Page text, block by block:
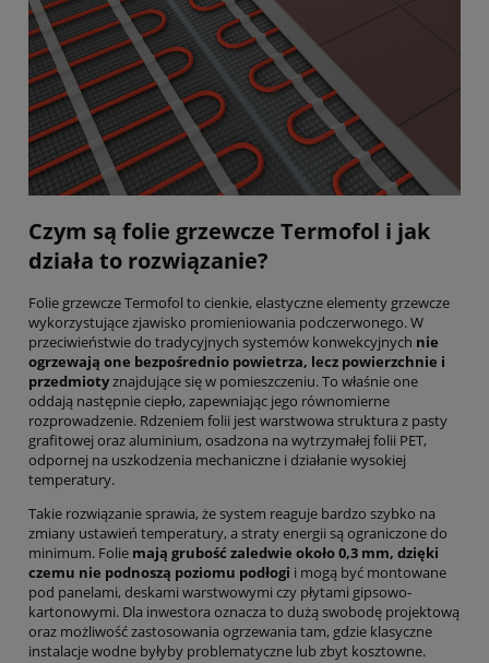
Czym są folie grzewcze Termofol i jak
działa to rozwiązanie?
Folie grzewcze Termofol to cienkie, elastyczne elementy grzewcze
wykorzystujące zjawisko promieniowania podczerwonego. W
przeciwieństwie do tradycyjnych systemów konwekcyjnych nie
ogrzewają one bezpośrednio powietrza, lecz powierzchnie i
przedmiotyznajdujące się w pomieszczeniu. To właśnie one
oddają następnie ciepło, zapewniając jego równomierne
rozprowadzenie. Rdzeniem folii jest warstwowa struktura z pasty
grafitowej oraz aluminium, osadzona na wytrzymałej folii PET,
odpornej na uszkodzenia mechaniczne i działanie wysokiej
temperatury.
Takie rozwiązanie sprawia, że system reaguje bardzo szybko na
zmiany ustawień temperatury, a straty energii są ograniczone do
minimum. Folie mają grubość zaledwie około 0,3 mm, dzięki
czemu nie podnoszą poziomu podłogi i mogą być montowane
pod panelami, deskami warstwowymi czy płytami gipsowo-
kartonowymi. Dla inwestora oznacza to dużą swobodę projektową
oraz możliwość zastosowania ogrzewania tam, gdzie klasyczne
instalacje wodne byłyby problematyczne lub zbyt kosztowne.